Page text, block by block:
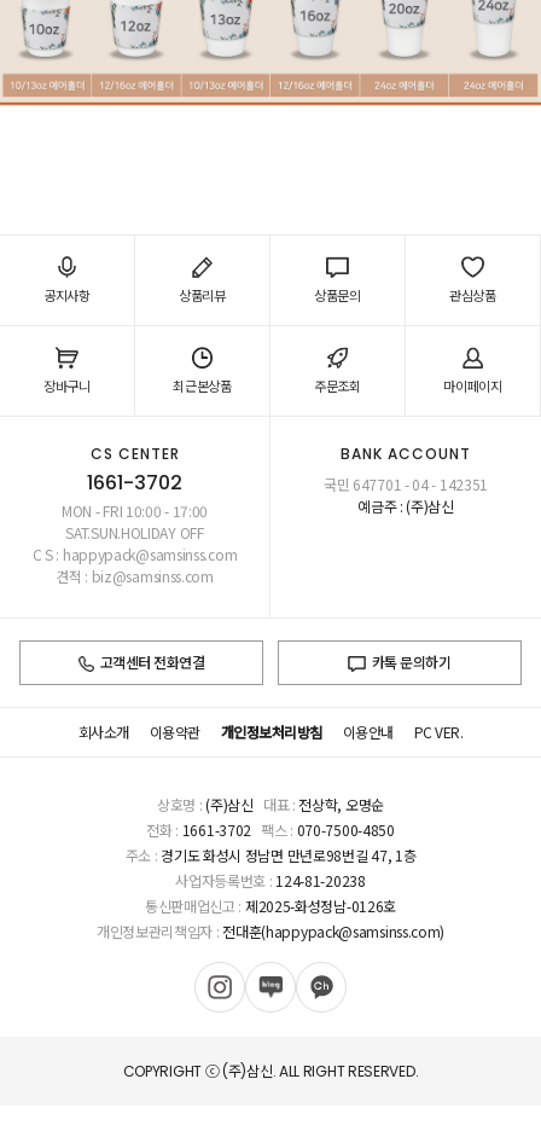
공지사항 상품리뷰 상품문의 관심상품
장바구니 최근본상품 주문조회 마이페이지
CS CENTER
1661-3702
MON - FRI 10:00 - 17:00
SAT.SUN.HOLIDAY OFF
C S : happypack@samsinss.com
견적 : biz@samsinss.com
BANK ACCOUNT
국민 647701 - 04 - 142351
예금주 : (주)삼신
고객센터 전화연결 카톡 문의하기
회사소개 이용약관 개인정보처리방침 이용안내 PC VER.
상호명 :(주)삼신 대표 : 전상학, 오명순
전화 : 1661-3702 팩스 : 070-7500-4850
주소 : 경기도 화성시 정남면 만년로98번길 47, 1층
사업자등록번호 : 124-81-20238
통신판매업신고 : 제2025-화성정남-0126호
개인정보관리책임자 : 전대훈(happypack@samsinss.com)
COPYRIGHT ⓒ (주)삼신. ALL RIGHT RESERVED.